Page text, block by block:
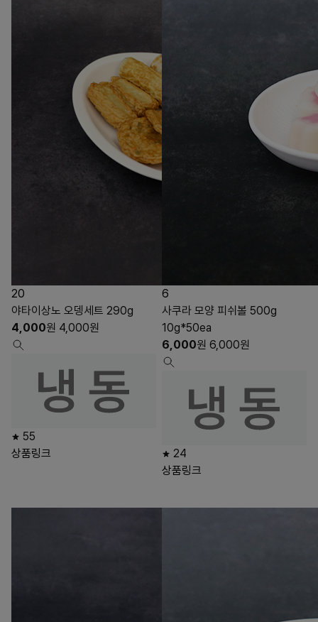
20
야타이상노 오뎅세트 290g
4,000원 4,000원
55
상품링크
6
사쿠라 모양 피쉬볼 500g
10g*50ea
6,000원 6,000원
24
상품링크